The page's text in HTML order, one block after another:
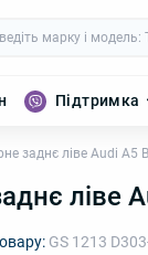
Підтримка
заднє ліве Audi A5
ліве
GS 1213